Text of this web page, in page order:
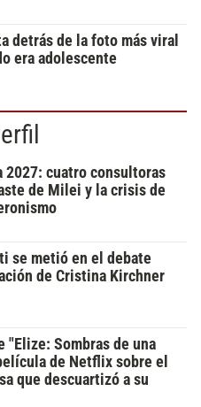
detrás de la foto más viral
era adolescente
2027: cuatro consultoras
de Milei y la crisis de
se metió en el debate
de Cristina Kirchner
"Elize: Sombras de una
de Netflix sobre el
que descuartizó a su